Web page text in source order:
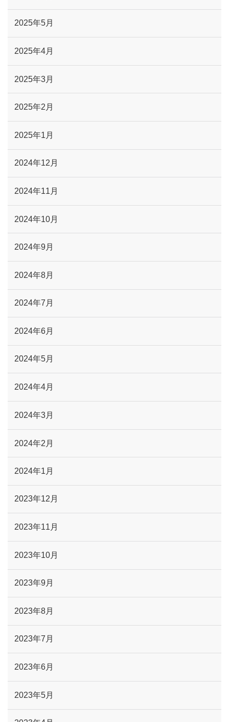
2025年5月
2025年4月
2025年3月
2025年2月
2025年1月
2024年12月
2024年11月
2024年10月
2024年9月
2024年8月
2024年7月
2024年6月
2024年5月
2024年4月
2024年3月
2024年2月
2024年1月
2023年12月
2023年11月
2023年10月
2023年9月
2023年8月
2023年7月
2023年6月
2023年5月